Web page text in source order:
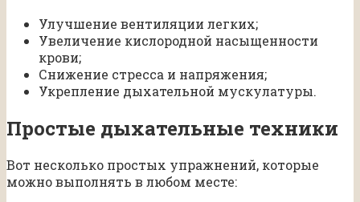
Улучшение вентиляции легких;
Увеличение кислородной насыщенности
крови;
Снижение стресса и напряжения;
Укрепление дыхательной мускулатуры.
Простые дыхательные техники
Вот несколько простых упражнений, которые
можно выполнять в любом месте: